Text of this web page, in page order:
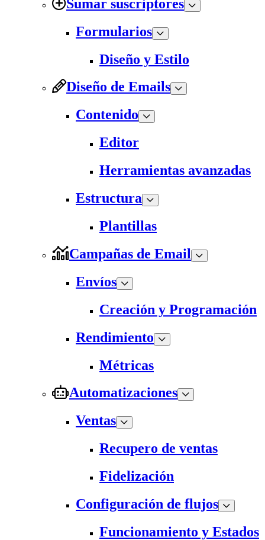
Sumar suscriptores
Formularios
Diseño y Estilo
Diseño de Emails
Contenido
Editor
Herramientas avanzadas
Estructura
Plantillas
Campañas de Email
Envíos
Creación y Programación
Rendimiento
Métricas
Automatizaciones
Ventas
Recupero de ventas
Fidelización
Configuración de flujos
Funcionamiento y Estados